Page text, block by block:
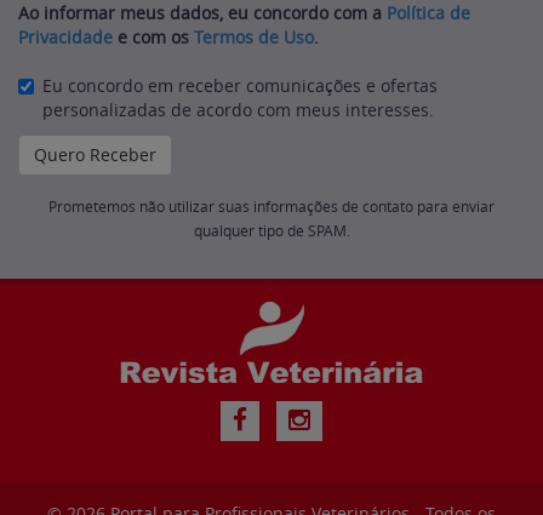
Ao informar meus dados, eu concordo com a Política de
Privacidade e com os Termos de Uso.
Eu concordo em receber comunicações e ofertas
personalizadas de acordo com meus interesses.
Prometemos não utilizar suas informações de contato para enviar
qualquer tipo de SPAM.